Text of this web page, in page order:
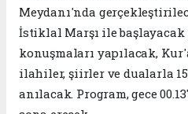
Meydanı'nda
İstiklal Marşı ile
konuşmaları yapılacak,
ilahiler, şiirler ve dualarla
anılacak. Program, gece